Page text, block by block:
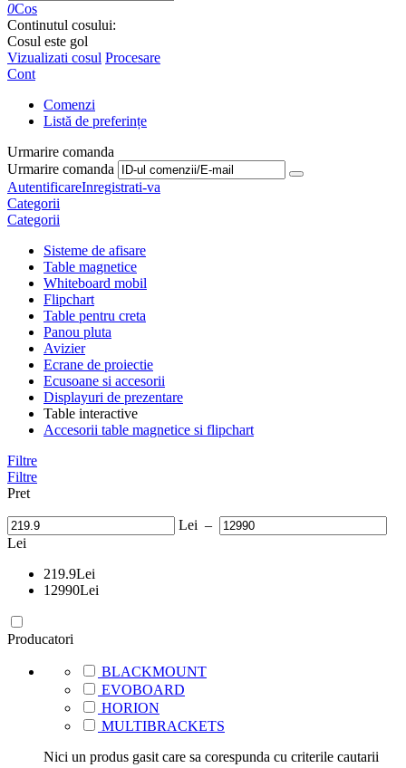
0Cos
Continutul cosului:
Cosul este gol
Vizualizati cosul Procesare
Cont
Comenzi
Listă de preferințe
Urmarire comanda
Urmarire comanda
AutentificareInregistrati-va
Categorii
Categorii
Sisteme de afisare
Table magnetice
Whiteboard mobil
Flipchart
Table pentru creta
Panou pluta
Avizier
Ecrane de proiectie
Ecusoane si accesorii
Displayuri de prezentare
Table interactive
Accesorii table magnetice si flipchart
Filtre
Filtre
Pret
Lei –
Lei
219.9Lei
12990Lei
Producatori
BLACKMOUNT
EVOBOARD
HORION
MULTIBRACKETS
Nici un produs gasit care sa corespunda cu criterile cautarii